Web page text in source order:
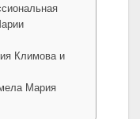
Климова и
Мария